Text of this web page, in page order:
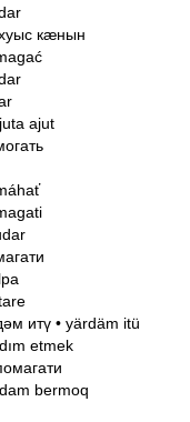
кӕнын
ajut
итү •yärdäm itü
etmek
bermoq